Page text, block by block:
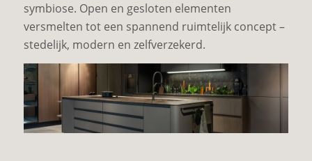
symbiose. Open en gesloten elementen
versmelten tot een spannend ruimtelijk concept –
stedelijk, modern en zelfverzekerd.